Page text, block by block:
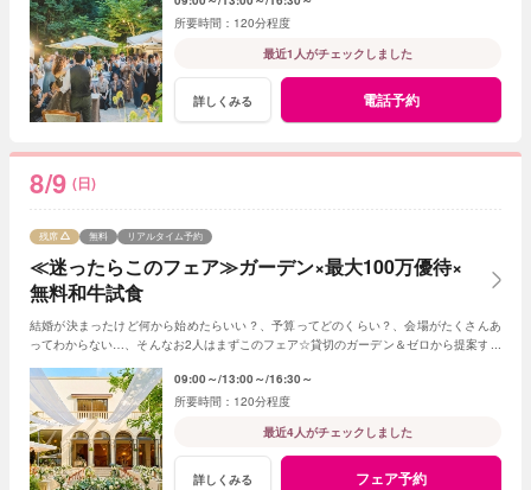
120分程度
最近1人がチェックしました
詳しくみる 電話予約
8/9 (日)
≪迷ったらこのフェア≫ガーデン×最大100万優待×
無料和牛試食
残席 無料 リアルタイム予約
結婚が決まったけど何から始めたらいい？、予算ってどのくらい？、会場がたくさんあ
ってわからない…、そんなお2人はまずこのフェア☆貸切のガーデン＆ゼロから提案する
09:00～ 13:00～ 16:30～
120分程度
最近4人がチェックしました
詳しくみる フェア予約